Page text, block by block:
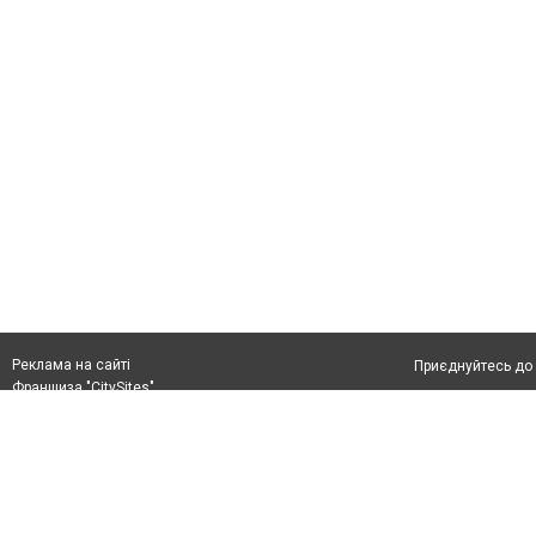
Реклама на сайті
Франшиза "CitySites"
Приєднуйтесь до